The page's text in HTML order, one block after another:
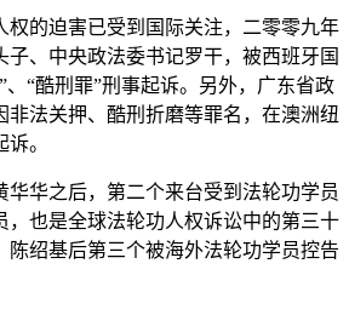
权的迫害已受到国际关注，二零零九年
子、中央政法委书记罗干，被西班牙国
、“酷刑罪”刑事起诉。另外，广东省政
非法关押、酷刑折磨等罪名，在澳洲纽
。
华华之后，第二个来台受到法轮功学员
，也是全球法轮功人权诉讼中的第三十
陈绍基后第三个被海外法轮功学员控告